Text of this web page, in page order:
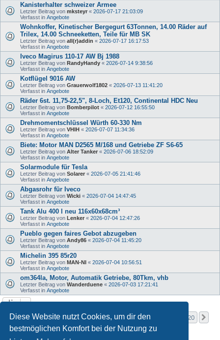
Diese Website nutzt Cookies, um dir den
bestmöglichen Komfort bei der Nutzung zu
Kanisterhalter schweizer Armee
Letzter Beitrag von mksteyr « 2026-07-17 21:03:09
Verfasst in Angebote
Wohnkoffer, Kinetischer Bergegurt 63Tonnen, 14.00 Räder auf
Trilex, 14.00 Schneeketten, Teile für MB SK
Letzter Beitrag von all(r)addin « 2026-07-17 16:17:53
Verfasst in Angebote
Iveco Magirus 110-17 AW Bj 1988
Letzter Beitrag von RandyHandy « 2026-07-14 9:38:56
Verfasst in Angebote
Kotflügel 9016 AW
Letzter Beitrag von Grauerwolf1802 « 2026-07-13 11:41:20
Verfasst in Angebote
Räder 6st. 11,75-22,5", 8-Loch, Et120, Continental HDC Neu
Letzter Beitrag von Bomberpilot « 2026-07-12 16:55:50
Verfasst in Angebote
Drehmomentschlüssel Würth 60-330 Nm
Letzter Beitrag von VHIH « 2026-07-07 11:34:36
Verfasst in Angebote
Biete: Motor MAN D2565 M/168 und Getriebe ZF S6-65
Letzter Beitrag von Alter Tanker « 2026-07-06 18:52:09
Verfasst in Angebote
Solarmodule für Tesla
Letzter Beitrag von Solarer « 2026-07-05 21:41:46
Verfasst in Angebote
Abgasrohr für Iveco
Letzter Beitrag von Wicki « 2026-07-04 14:47:45
Verfasst in Angebote
Tank Alu 400 l neu 116x60x68cm³
Letzter Beitrag von Lenker « 2026-07-04 12:47:26
Verfasst in Angebote
Pueblo gegen faires Gebot abzugeben
Letzter Beitrag von Andy86 « 2026-07-04 11:45:20
Verfasst in Angebote
Michelin 395 85r20
Letzter Beitrag von MAN-NI « 2026-07-04 10:56:51
Verfasst in Angebote
om364la, Motor, Automatik Getriebe, 80Tkm, vhb
Letzter Beitrag von Wanderduene « 2026-07-03 17:21:41
Verfasst in Angebote
Die Suche ergab mehr als 1000 Treffer Seite1von
1 2 3 20